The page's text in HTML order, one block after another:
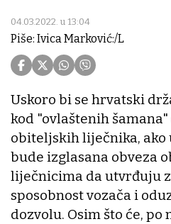
04.03.2022. u 13:04
Piše: Ivica Marković:/L
Uskoro bi se hrvatski
kod "ovlaštenih
obiteljskih liječnika, ako
bude izglasana obveza
liječnicima da utvrđuju
sposobnost vozača i
dozvolu. Osim što će,